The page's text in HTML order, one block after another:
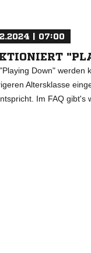
| 07:00
Down" werden
Altersklasse
Im FAQ gibt's